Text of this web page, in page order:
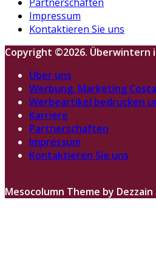
Impressum
Kontaktieren Sie uns
Copyright ©2026. Überwintern
Über uns
Werbung, Marketing
Werbeartikel bedrucken
Karriere
Partnerschaften
Impressum
Kontaktieren Sie uns
Mesocolumn Theme by Dezzain